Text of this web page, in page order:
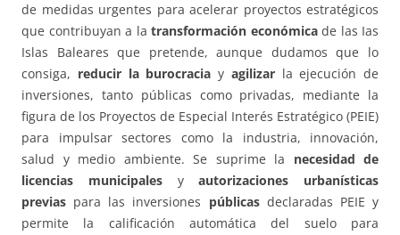
de medidas urgentes para acelerar proyectos estratégicos
que contribuyan a la transformación económicade las Ias
Islas Baleares que pretende, aunque dudamos que lo
consiga, reducir la burocracia y agilizarla ejecución de
inversiones, tanto públicas como privadas, mediante la
figura de los Proyectos de Especial Interés Estratégico (PEIE)
para impulsar sectores como la industria, innovación,
salud y medio ambiente. Se suprime la necesidad de
licencias municipalesyautorizaciones urbanísticas
previas para las inversiones públicasdeclaradas PEIE y
permite la calificación automática del suelo para